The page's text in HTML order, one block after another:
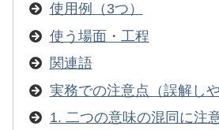
使用例（3つ）
使う場面・工程
関連語
実務での注意点（誤解し
1. 二つの意味の混同に注